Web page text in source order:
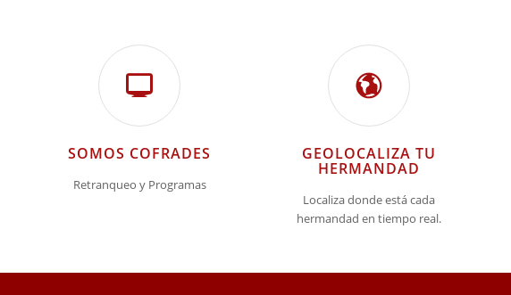
SOMOS COFRADES
Retranqueo y Programas
GEOLOCALIZA TU
HERMANDAD
Localiza donde está cada
hermandad en tiempo real.